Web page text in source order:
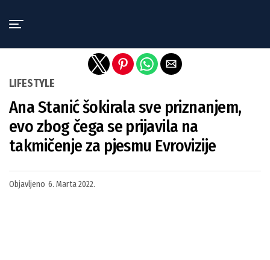
LIFESTYLE
Ana Stanić šokirala sve priznanjem,
evo zbog čega se prijavila na
takmičenje za pjesmu Evrovizije
Objavljeno 6. Marta 2022.